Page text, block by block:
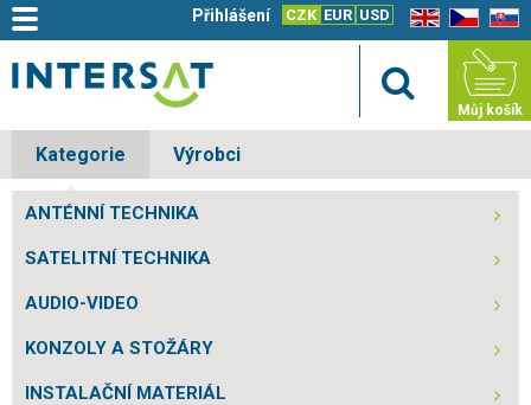
EN CZ SK
CZK EUR USD
Přihlášení
Můj košík
Kategorie Výrobci
ANTÉNNÍ TECHNIKA
SATELITNÍ TECHNIKA
AUDIO-VIDEO
KONZOLY A STOŽÁRY
INSTALAČNÍ MATERIÁL